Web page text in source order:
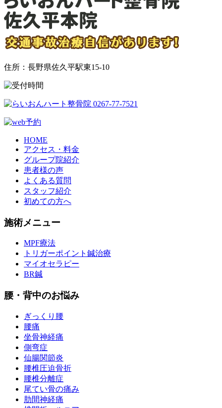
住所：長野県佐久平駅東15-10
HOME
アクセス・料金
グループ院紹介
患者様の声
よくある質問
スタッフ紹介
初めての方へ
施術メニュー
MPF療法
トリガーポイント鍼治療
マイオセラピー
BR鍼
腰・背中のお悩み
ぎっくり腰
腰痛
坐骨神経痛
側弯症
仙腸関節炎
腰椎圧迫骨折
腰椎分離症
尾てい骨の痛み
肋間神経痛